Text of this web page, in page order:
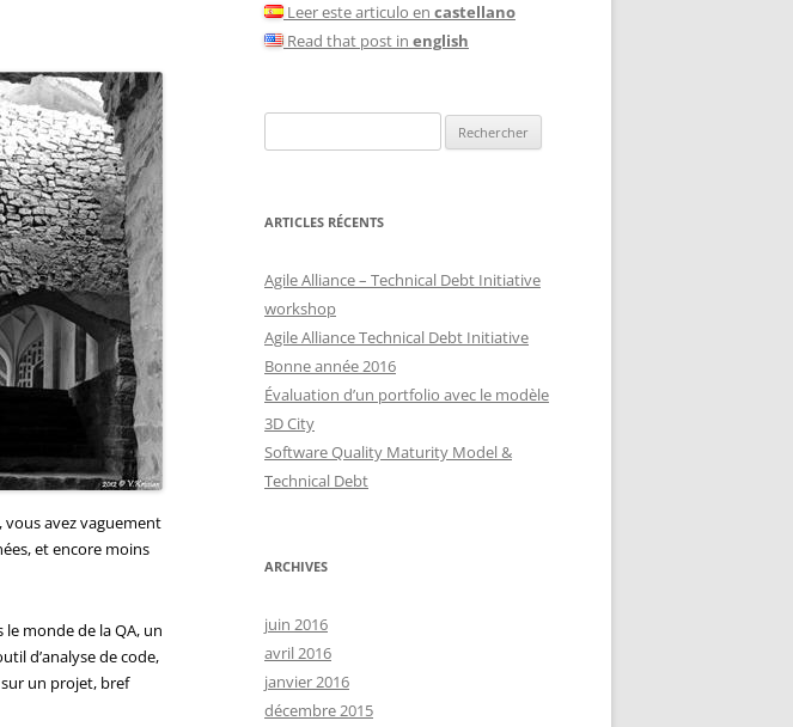
vous avez vaguement
et encore moins
monde de la QA, un
d’analyse de code,
un projet, bref
Leer este articulo en castellano
Read that post in english
ARTICLES RÉCENTS
Agile Alliance – Technical Debt Initiative
workshop
Agile Alliance Technical Debt Initiative
Bonne année 2016
Évaluation d’un portfolio avec le modèle
3D City
Software Quality Maturity Model &
Technical Debt
ARCHIVES
juin 2016
avril 2016
janvier 2016
décembre 2015